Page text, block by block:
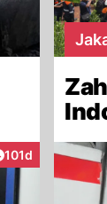
Artikel
101d